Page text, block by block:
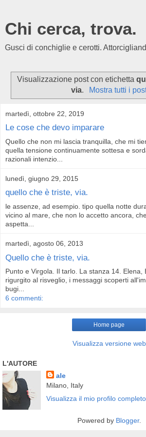
Chi cerca, trova.
Gusci di conchiglie e cerotti.
Visualizzazione post con etichetta
via. Mostra tutti i
martedì, ottobre 22, 2019
Le cose che devo imparare
Quello che non mi lascia tranquilla, che mi
quella tensione continuamente sottesa e
razionali intenzio...
lunedì, giugno 29, 2015
quello che è triste, via.
le assenze, ad esempio. tipo quella notte
vicino al mare, che non lo accetto ancora,
aspetta...
martedì, agosto 06, 2013
Quello che è triste, via.
Punto e Virgola. Il tarlo. La stanza 14. Elena,
rigurgito al risveglio, i messaggi scoperti
bugi...
6 commenti:
Home page
Visualizza versione web
L'AUTORE
ale
Milano, Italy
Visualizza il mio profilo completo
Powered by Blogger.